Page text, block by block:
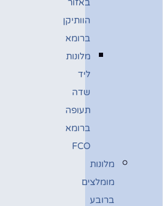
באזור
הוותיקן
ברומא
מלונות
ליד
שדה
תעופה
ברומא
FCO
מלונות
מומלצים
ברובע